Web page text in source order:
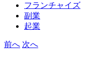
フランチャイズ
副業
起業
前へ 次へ